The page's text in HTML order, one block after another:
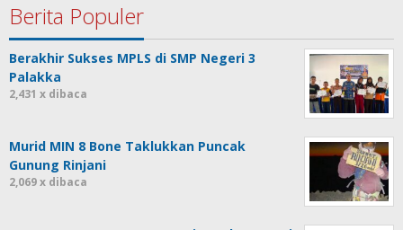
Berita Populer
Berakhir Sukses MPLS di SMP Negeri 3
Palakka
2,431 x dibaca
Murid MIN 8 Bone Taklukkan Puncak
Gunung Rinjani
2,069 x dibaca